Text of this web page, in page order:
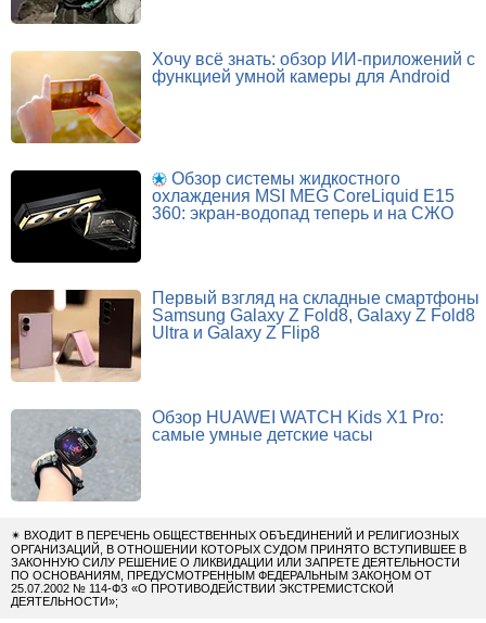
Хочу всё знать: обзор ИИ-приложений с
функцией умной камеры для Android
Обзор системы жидкостного
охлаждения MSI MEG CoreLiquid E15
360: экран-водопад теперь и на СЖО
Первый взгляд на складные смартфоны
Samsung Galaxy Z Fold8, Galaxy Z Fold8
Ultra и Galaxy Z Flip8
Обзор HUAWEI WATCH Kids X1 Pro:
самые умные детские часы
✴ ВХОДИТ В ПЕРЕЧЕНЬ ОБЩЕСТВЕННЫХ ОБЪЕДИНЕНИЙ И РЕЛИГИОЗНЫХ
ОРГАНИЗАЦИЙ, В ОТНОШЕНИИ КОТОРЫХ СУДОМ ПРИНЯТО ВСТУПИВШЕЕ В
ЗАКОННУЮ СИЛУ РЕШЕНИЕ О ЛИКВИДАЦИИ ИЛИ ЗАПРЕТЕ ДЕЯТЕЛЬНОСТИ
ПО ОСНОВАНИЯМ, ПРЕДУСМОТРЕННЫМ ФЕДЕРАЛЬНЫМ ЗАКОНОМ ОТ
25.07.2002 № 114-ФЗ «О ПРОТИВОДЕЙСТВИИ ЭКСТРЕМИСТСКОЙ
ДЕЯТЕЛЬНОСТИ»;